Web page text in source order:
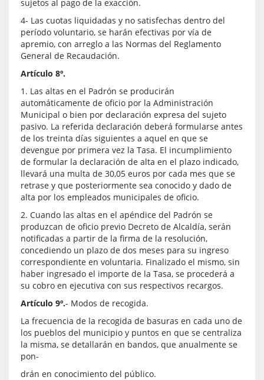
sujetos al pago de la exacción.
4- Las cuotas liquidadas y no satisfechas dentro del
período voluntario, se harán efectivas por vía de
apremio, con arreglo a las Normas del Reglamento
General de Recaudación.
Artículo 8º.
1. Las altas en el Padrón se producirán
automáticamente de oficio por la Administración
Municipal o bien por declaración expresa del sujeto
pasivo. La referida declaración deberá formularse antes
de los treinta días siguientes a aquel en que se
devengue por primera vez la Tasa. El incumplimiento
de formular la declaración de alta en el plazo indicado,
llevará una multa de 30,05 euros por cada mes que se
retrase y que posteriormente sea conocido y dado de
alta por los empleados municipales de oficio.
2. Cuando las altas en el apéndice del Padrón se
produzcan de oficio previo Decreto de Alcaldía, serán
notificadas a partir de la firma de la resolución,
concediendo un plazo de dos meses para su ingreso
correspondiente en voluntaria. Finalizado el mismo, sin
haber ingresado el importe de la Tasa, se procederá a
su cobro en ejecutiva con sus respectivos recargos.
Artículo 9º.- Modos de recogida.
La frecuencia de la recogida de basuras en cada uno de
los pueblos del municipio y puntos en que se centraliza
la misma, se detallarán en bandos, que anualmente se
pon-
drán en conocimiento del público.